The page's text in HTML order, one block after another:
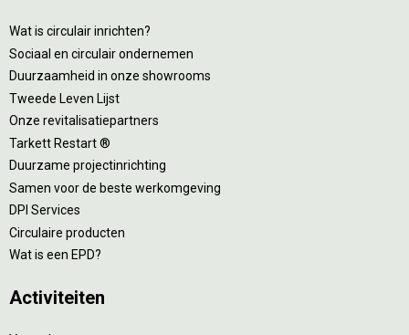
Wat is circulair inrichten?
Sociaal en circulair ondernemen
Duurzaamheid in onze showrooms
Tweede Leven Lijst
Onze revitalisatiepartners
Tarkett Restart ®
Duurzame projectinrichting
Samen voor de beste werkomgeving
DPI Services
Circulaire producten
Wat is een EPD?
Activiteiten